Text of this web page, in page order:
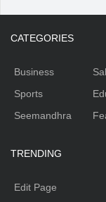
CATEGORIES
Business
Sports
Seemandhra
TRENDING
Edit Page